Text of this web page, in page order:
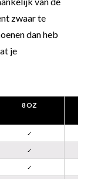
zwaar te
dan heb
je
8 OZ
✓
✓
✓